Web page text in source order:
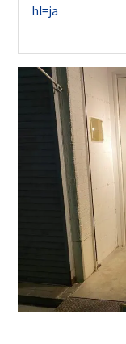
hl=ja